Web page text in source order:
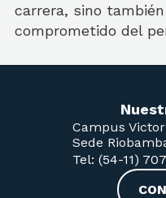
carrera, sino
comprometido del
Campus
Sede
Tel: (54-11)